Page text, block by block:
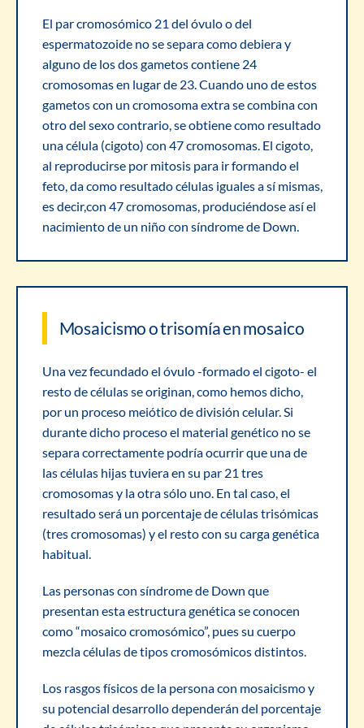
El par cromosómico 21 del óvulo o del
espermatozoide no se separa como debiera y
alguno de los dos gametos contiene 24
cromosomas en lugar de 23. Cuando uno de estos
gametos con un cromosoma extra se combina con
otro del sexo contrario, se obtiene como resultado
una célula (cigoto) con 47 cromosomas. El cigoto,
al reproducirse por mitosis para ir formando el
feto, da como resultado células iguales a sí mismas,
es decir,con 47 cromosomas, produciéndose así el
nacimiento de un niño con síndrome de Down.
Mosaicismo o trisomía en mosaico
Una vez fecundado el óvulo -formado el cigoto- el
resto de células se originan, como hemos dicho,
por un proceso meiótico de división celular. Si
durante dicho proceso el material genético no se
separa correctamente podría ocurrir que una de
las células hijas tuviera en su par 21 tres
cromosomas y la otra sólo uno. En tal caso, el
resultado será un porcentaje de células trisómicas
(tres cromosomas) y el resto con su carga genética
habitual.
Las personas con síndrome de Down que
presentan esta estructura genética se conocen
como “mosaico cromosómico”, pues su cuerpo
mezcla células de tipos cromosómicos distintos.
Los rasgos físicos de la persona con mosaicismo y
su potencial desarrollo dependerán del porcentaje